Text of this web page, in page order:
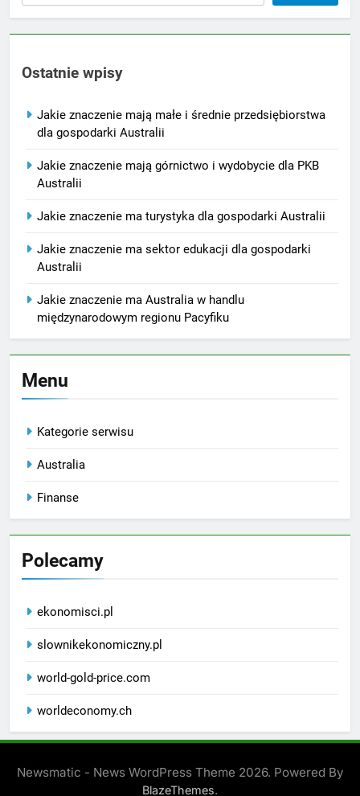
Ostatnie wpisy
Jakie znaczenie mają małe i średnie przedsiębiorstwa
dla gospodarki Australii
Jakie znaczenie mają górnictwo i wydobycie dla PKB
Australii
Jakie znaczenie ma turystyka dla gospodarki Australii
Jakie znaczenie ma sektor edukacji dla gospodarki
Australii
Jakie znaczenie ma Australia w handlu
międzynarodowym regionu Pacyfiku
Menu
Kategorie serwisu
Australia
Finanse
Polecamy
ekonomisci.pl
slownikekonomiczny.pl
world-gold-price.com
worldeconomy.ch
Newsmatic - News WordPress Theme 2026. Powered By
BlazeThemes.